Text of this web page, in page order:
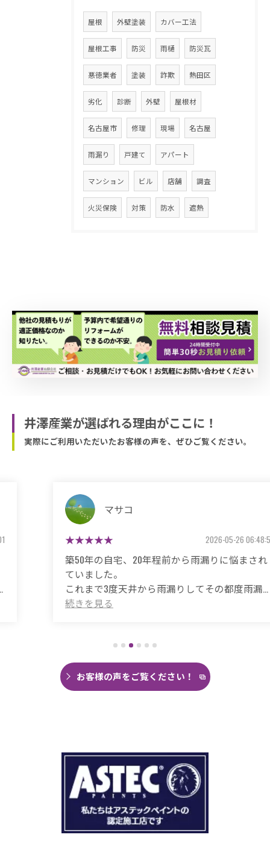
屋根 外壁塗装 カバー工法
屋根工事 防災 雨樋 防災瓦
悪徳業者 塗装 詐欺 熱田区
劣化 診断 外壁 屋根材
名古屋市 修理 現場 名古屋
雨漏り 戸建て アパート
マンション ビル 店舗 調査
火災保険 対策 防水 遮熱
井澤産業が選ばれる理由がここに！
実際にご利用いただいたお客様の声を、ぜひご覧ください。
マサコ
2026-05-26 06:48:59
築50年の自宅、20年程前から雨漏りに悩まされ
ていました。
これまで3度天井から雨漏りしてその都度雨漏り
箇所は修繕してもらいましたがスッキリ直った
がなく雨の日は憂鬱で仕方ありませんでした。
今回は絶対に原因を特定して修繕してほしいと
思い毎日口コミを見て井澤産業さんにたどり着
くことができました。
瓦の劣化がだいぶ進んでいて所々でヒビや1箇所
穴が空いているのもわりました。
本当は屋根全部を変えたいところでしたが、こ
の先10数年で住み替え予定なので瓦の差し替え
をお願いしました。
お客様の声をご覧ください！